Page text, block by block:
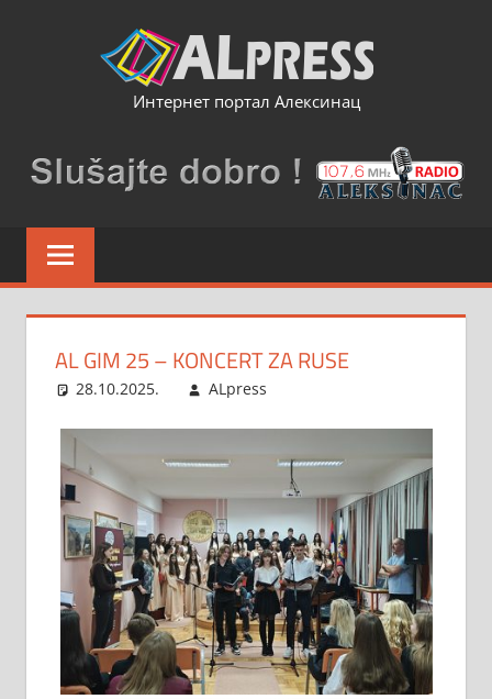
Интернет портал Алексинац
AL GIM 25 – KONCERT ZA RUSE
28.10.2025. ALpress